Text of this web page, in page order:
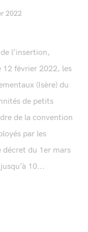
2022
l’insertion,
12 février 2022, les
(Isère) du
de petits
de la convention
par les
décret du 1er mars
10...